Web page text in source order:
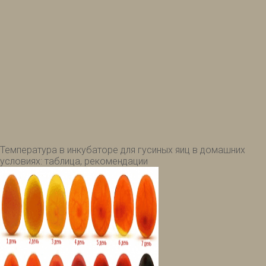
Температура в инкубаторе для гусиных яиц в домашних
условиях: таблица, рекомендации